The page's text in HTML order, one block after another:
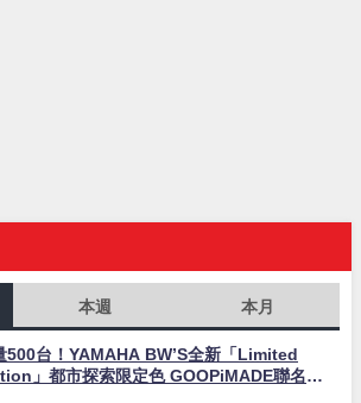
本週 本月
500台！YAMAHA BW’S全新「Limited
」都市探索限定色 GOOPiMADE聯名包